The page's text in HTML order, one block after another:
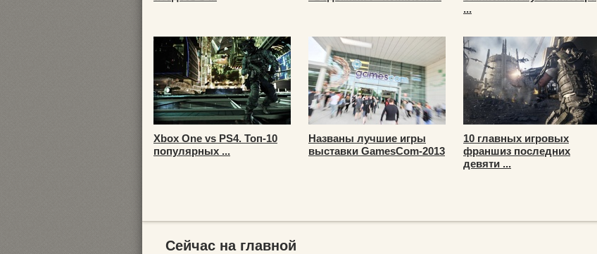
...
Xbox One vs PS4. Топ-10
популярных ...
Названы лучшие игры
выставки GamesCom-2013
10 главных игровых
франшиз последних
девяти ...
Сейчас на главной